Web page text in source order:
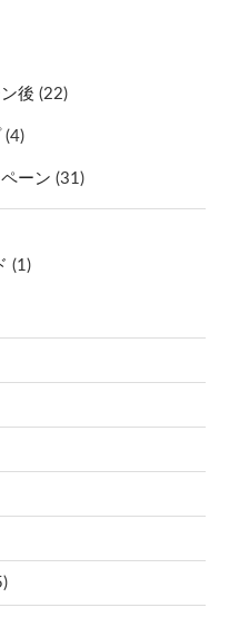
後 (22)
(4)
ーン (31)
(1)